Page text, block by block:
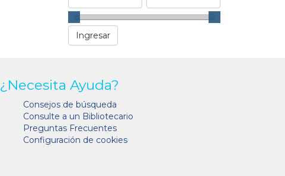
¿Necesita Ayuda?
Consejos de búsqueda
Consulte a un Bibliotecario
Preguntas Frecuentes
Configuración de cookies